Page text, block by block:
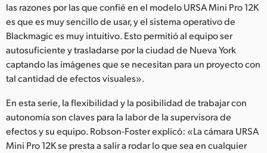
las razones por las que confié en el modelo URSA Mini Pro 12K
es que es muy sencillo de usar, y el sistema operativo de
Blackmagic es muy intuitivo. Esto permitió al equipo ser
autosuficiente y trasladarse por la ciudad de Nueva York
captando las imágenes que se necesitan para un proyecto con
tal cantidad de efectos visuales».
En esta serie, la flexibilidad y la posibilidad de trabajar con
autonomía son claves para la labor de la supervisora de
efectos y su equipo. Robson-Foster explicó: «La cámara URSA
Mini Pro 12K se presta a salir a rodar lo que sea en cualquier